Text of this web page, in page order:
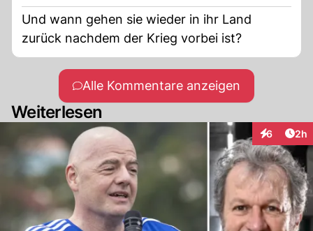
Und wann gehen sie wieder in ihr Land
zurück nachdem der Krieg vorbei ist?
Alle Kommentare anzeigen
Weiterlesen
6 2h